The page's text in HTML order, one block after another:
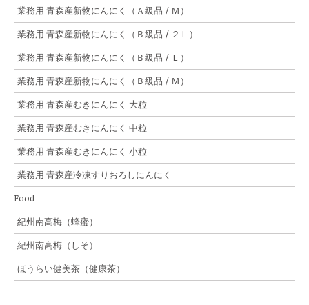
業務用 青森産新物にんにく（Ａ級品 / Ｍ）
業務用 青森産新物にんにく（Ｂ級品 / ２Ｌ）
業務用 青森産新物にんにく（Ｂ級品 / Ｌ）
業務用 青森産新物にんにく（Ｂ級品 / Ｍ）
業務用 青森産むきにんにく 大粒
業務用 青森産むきにんにく 中粒
業務用 青森産むきにんにく 小粒
業務用 青森産冷凍すりおろしにんにく
Food
紀州南高梅（蜂蜜）
紀州南高梅（しそ）
ほうらい健美茶（健康茶）